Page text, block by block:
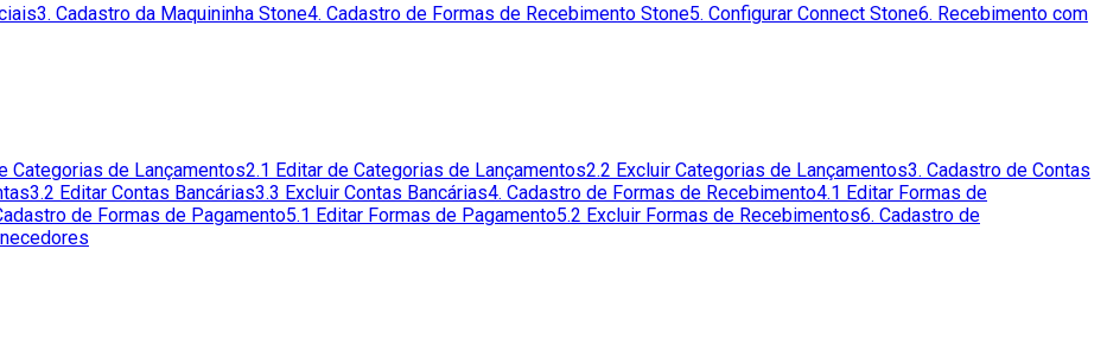
3. Cadastro da Maquininha Stone4. Cadastro de Formas de Recebimento Stone5. Configurar Connect Stone6. Recebimento com
Categorias de Lançamentos2.1 Editar de Categorias de Lançamentos2.2 Excluir Categorias de Lançamentos3. Cadastro de Contas
3.2 Editar Contas Bancárias3.3 Excluir Contas Bancárias4. Cadastro de Formas de Recebimento4.1 Editar Formas de
de Formas de Pagamento5.1 Editar Formas de Pagamento5.2 Excluir Formas de Recebimentos6. Cadastro de